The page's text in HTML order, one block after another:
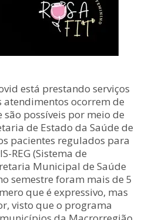
está prestando serviços
atendimentos ocorrem de
possíveis por meio de
de Estado da Saúde de
pacientes regulados para
REG (Sistema de
Municipal de Saúde
semestre foram mais de 5
que é expressivo, mas
visto que o programa